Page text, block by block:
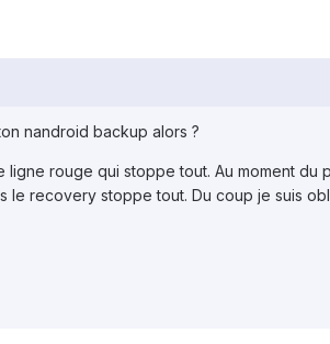
nandroid backup alors ?
rouge qui stoppe tout. Au moment
recovery stoppe tout. Du coup je suis